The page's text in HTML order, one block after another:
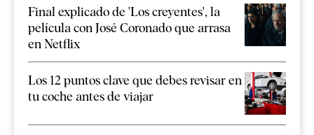
Final explicado de 'Los creyentes', la
película con José Coronado que arrasa
en Netflix
Los 12 puntos clave que debes revisar en
tu coche antes de viajar